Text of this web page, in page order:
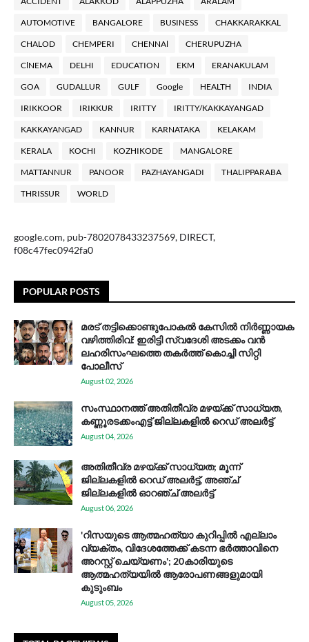
AUTOMOTIVE BANGALORE BUSINESS CHAKKARAKKAL
CHALOD CHEMPERI CHENNAl CHERUPUZHA
ClNEMA DELHI EDUCATION EKM ERANAKULAM
GOA GUDALLUR GULF Google HEALTH INDIA
IRIKKOOR IRIKKUR IRITTY IRITTY/KAKKAYANGAD
KAKKAYANGAD KANNUR KARNATAKA KELAKAM
KERALA KOCHI KOZHIKODE MANGALORE
MATTANNUR PANOOR PAZHAYANGADI THALIPPARABA
THRISSUR WORLD
google.com, pub-7802078433237569, DIRECT,
f08c47fec0942fa0
POPULAR POSTS
മരട് തട്ടിക്കൊണ്ടുപോകൽ കേസിൽ നിർണ്ണായക
വഴിത്തിരിവ്: ഇരിട്ടി സ്വദേശി അടക്കം വൻ
ലഹരിസംഘത്തെ തകർത്ത് കൊച്ചി സിറ്റി
പോലീസ്
August 02, 2026
സം​സ്ഥാ​ന​ത്ത് അ​തി​തീ​വ്ര മ​ഴ​യ്ക്ക് സാ​ധ്യ​ത,
കണ്ണൂരടക്കംഎ​ട്ട് ജി​ല്ല​ക​ളി​ൽ റെ​ഡ് അ​ലർ​ട്ട്
August 04, 2026
അതിതീവ്ര മഴയ്ക്ക് സാധ്യത; മൂന്ന്
ജില്ലകളിൽ റെഡ് അലർട്ട്, അഞ്ച്
ജില്ലകളിൽ ഓറഞ്ച് അലർട്ട്
August 06, 2026
'റിസയുടെ ആത്മഹത്യാ കുറിപ്പിൽ എല്ലാം
വ്യക്തം, വിദേശത്തേക്ക് കടന്ന ഭർത്താവിനെ
അറസ്റ്റ് ചെയ്യണം'; 20കാരിയുടെ
ആത്മഹത്യയിൽ ആരോപണങ്ങളുമായി
കുടുംബം
August 05, 2026